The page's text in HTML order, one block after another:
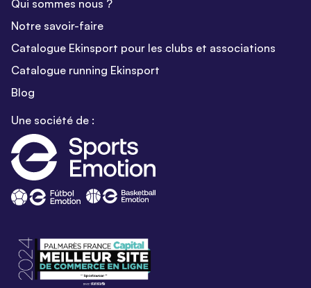
Qui sommes nous ?
Notre savoir-faire
Catalogue Ekinsport pour les clubs et associations
Catalogue running Ekinsport
Blog
Une société de :